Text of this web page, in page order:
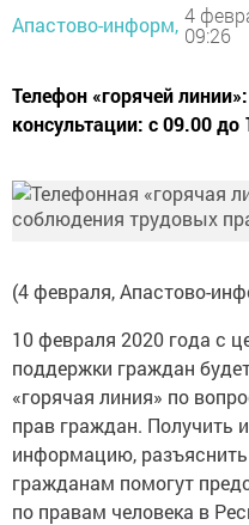
Апастово-информ, 4
09:26
Телефон «горячей
консультации: с 09.00 до
(4 февраля, Апастово-
10 февраля 2020 года с
поддержки граждан
«горячая линия» по
прав граждан.
информацию,
гражданам помогут
по правам человека в